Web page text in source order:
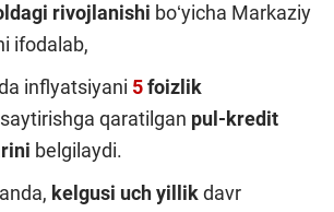
rivojlanishi boʻyicha Markaziy
ifodalab,
inflyatsiyani 5foizlik
qaratilgan pul-kredit
belgilaydi.
kelgusi uch yillikdavr